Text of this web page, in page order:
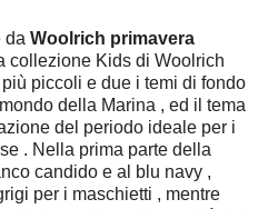
da Woolrich primavera
collezione Kids di Woolrich
piccoli e due i temi di fondo
della Marina , ed il tema
del periodo ideale per i
. Nella prima parte della
candido e al blu navy ,
per i maschietti , mentre